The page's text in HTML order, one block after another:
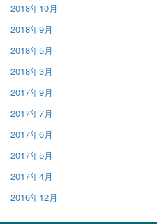
2018年10月
2018年9月
2018年5月
2018年3月
2017年9月
2017年7月
2017年6月
2017年5月
2017年4月
2016年12月